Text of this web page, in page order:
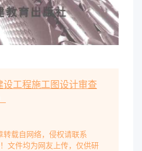
工程施工图设计审查
转载自网络，侵权请联系
文件均为网友上传，仅供研